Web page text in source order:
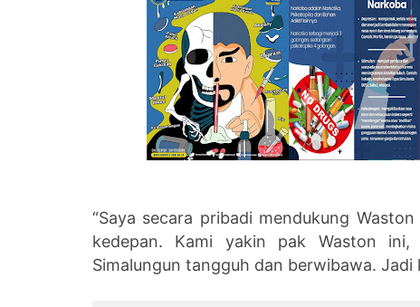
“Saya secara pribadi mendukung
kedepan. Kami yakin pak Waston ini,
Simalungun tangguh dan berwibawa. Jadi